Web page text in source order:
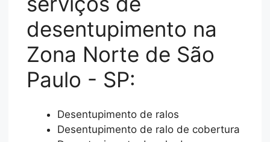
desentupimento na
Zona Norte de São
Paulo - SP:
Desentupimento de ralos
Desentupimento de ralo de cobertura